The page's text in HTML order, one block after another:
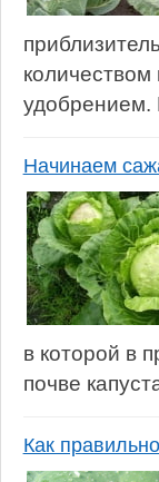
количеством
удобрением.
Начинаем
в которой в
почве
Как